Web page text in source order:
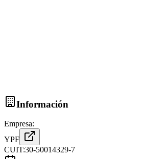
Información
Empresa:
YPF
CUIT:30-50014329-7